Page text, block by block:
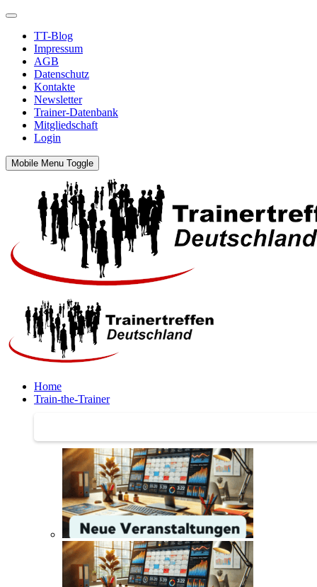
TT-Blog
Impressum
AGB
Datenschutz
Kontakte
Newsletter
Trainer-Datenbank
Mitgliedschaft
Login
Mobile Menu Toggle
Home
Train-the-Trainer